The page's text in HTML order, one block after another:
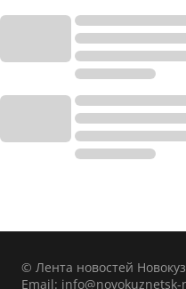
© Лента новостей
Email: